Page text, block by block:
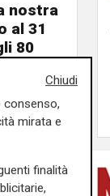
nostra
al 31
80
03/08/2026
di F.S.
Chiudi
consenso,
mirata e
finalità